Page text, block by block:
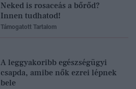
Neked is rosaceás a bőrőd?
Innen tudhatod!
Támogatott Tartalom
A leggyakoribb egészségügyi
csapda, amibe nők ezrei lépnek
bele